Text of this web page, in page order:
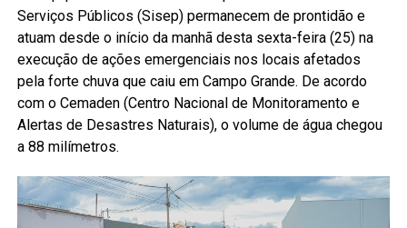
Serviços Públicos (Sisep) permanecem de prontidão e
atuam desde o início da manhã desta sexta-feira (25) na
execução de ações emergenciais nos locais afetados
pela forte chuva que caiu em Campo Grande. De acordo
com o Cemaden (Centro Nacional de Monitoramento e
Alertas de Desastres Naturais), o volume de água chegou
a 88 milímetros.